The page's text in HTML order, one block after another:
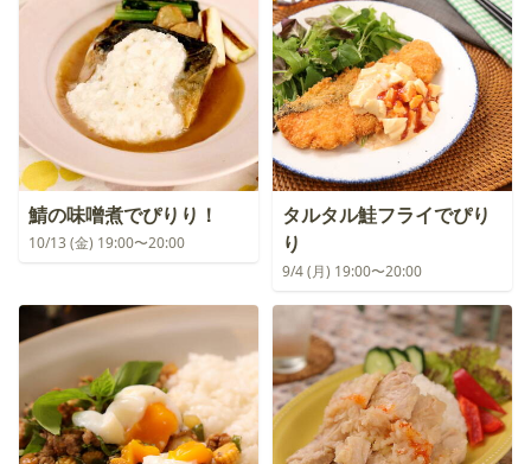
鯖の味噌煮でぴりり！
10/13 (金) 19:00〜20:00
タルタル鮭フライでぴり
り
9/4 (月) 19:00〜20:00